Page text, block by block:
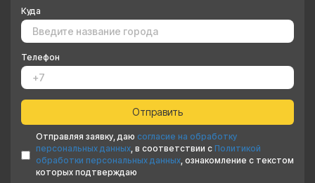
Куда
Телефон
Отправляя заявку, даю согласие на обработку
персональных данных, в соответствии с Политикой
обработки персональных данных, ознакомление с текстом
которых подтверждаю